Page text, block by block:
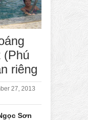
(Phú
riêng
27, 2013
Sơn